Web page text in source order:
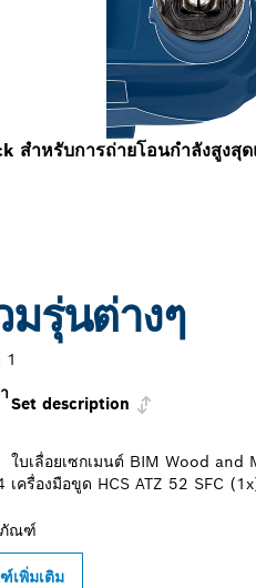
สำหรับการถ่ายโอนกำลังสูงสุ
มรุ่นต่างๆ
1
Set description
ใบเลื่อยเซกเมนต์ BIM Wood
เครื่องมือขูด HCS ATZ 52 SFC
ณฑ์
เพิ่มเติม